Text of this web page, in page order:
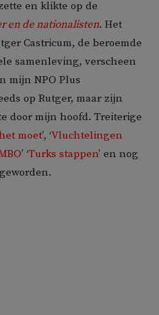
en klikte op de
en de nationalisten. Het
Castricum, de beroemde
samenleving, verscheen
mijn NPO Plus
op Rutger, maar zijn
door mijn hoofd. Treiterige
moet’, ‘Vluchtelingen
’ ‘Turks stappen’ en nog